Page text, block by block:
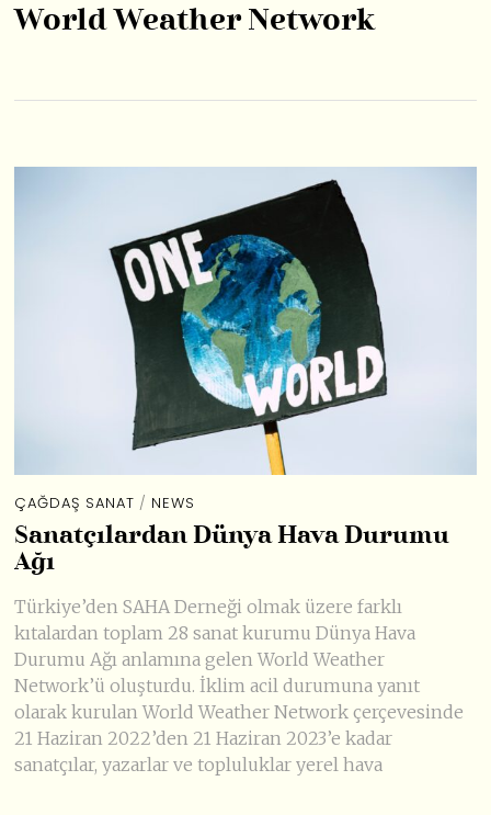
World Weather Network
ÇAĞDAŞ SANAT / NEWS
Sanatçılardan Dünya Hava Durumu
Ağı
Türkiye’den SAHA Derneği olmak üzere farklı
kıtalardan toplam 28 sanat kurumu Dünya Hava
Durumu Ağı anlamına gelen World Weather
Network’ü oluşturdu. İklim acil durumuna yanıt
olarak kurulan World Weather Network çerçevesinde
21 Haziran 2022’den 21 Haziran 2023’e kadar
sanatçılar, yazarlar ve topluluklar yerel hava